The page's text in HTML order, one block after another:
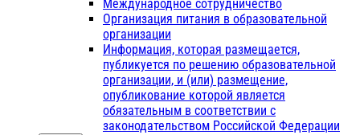
Международное сотрудничество
Организация питания в образовательной
организации
Информация, которая размещается,
публикуется по решению образовательной
организации, и (или) размещение,
опубликование которой является
обязательным в соответствии с
законодательством Российской Федерации